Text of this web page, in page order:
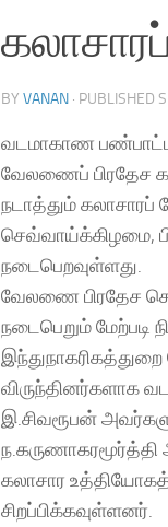
BY VANAN · PUBLISHED
வடமாகாண
வேலணைப் பிரதேச
நடாத்தும் கலாசாரப்
செவ்வாய்க்கிழமை,
நடைபெறவுள்ளது.
வேலணை பிரதேச
நடைபெறும் மேற்படி
இந்துநாகரிகத்துறை
விருந்தினர்களாக
இ.சிவரூபன்
கலாசார
சிறப்பிக்கவுள்ளனர்.